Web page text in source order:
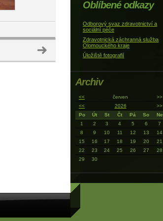
Oblíbené odkazy
Odborový svaz zdravotnictví a
sociální péče
Zdravotnická záchranná služba
Olomouckého kraje
Úložiště fotografií
Archiv
<< červen
>>
<<
2026
>>
Po
Út St Čt Pá So
Ne
1
2 3 4 5 6
7
8
9 10 11 12 13
14
15
16 17 18 19 20
21
22
23 24 25 26 27
28
29
30